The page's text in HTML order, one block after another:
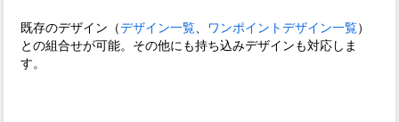
既存のデザイン（デザイン一覧 ワンポイントデザイン一覧）
との組合せが可能。その他にも持ち込みデザインも対応しま
す。